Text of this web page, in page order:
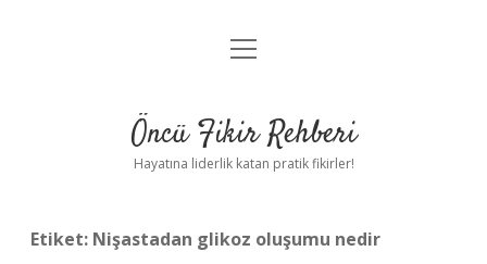
Anasayfa
Yasal Uyarı
menüyü
Öncü Fikir Rehberi
Hayatına liderlik katan pratik fikirler!
Etiket: Nişastadan glikoz oluşumu nedir